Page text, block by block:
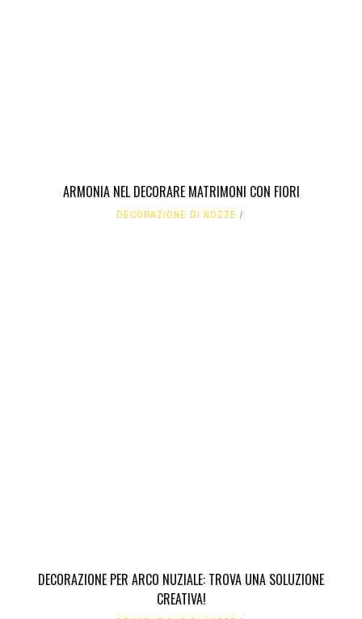
ARMONIA NEL DECORARE MATRIMONI CON FIORI
DECORAZIONE DI NOZZE
DECORAZIONE PER ARCO NUZIALE: TROVA UNA SOLUZIONE
CREATIVA!